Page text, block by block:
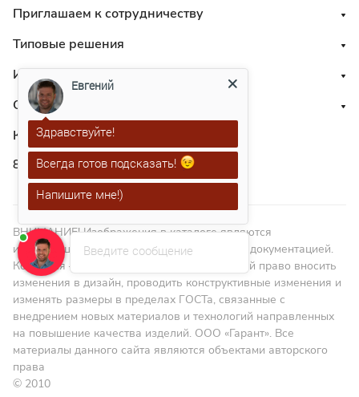
Приглашаем к сотрудничеству
Типовые решения
Информация
О нас
Контакты
8 800 551 41 10
ВНИМАНИЕ! Изображения в каталоге являются
иллюстрациями и не являются технической документацией.
Компания – изготовитель оставляет за собой право вносить
изменения в дизайн, проводить конструктивные изменения и
изменять размеры в пределах ГОСТа, связанные с
внедрением новых материалов и технологий направленных
на повышение качества изделий. ООО «Гарант». Все
материалы данного сайта являются объектами авторского
права
© 2010
Введите сообщение
Евгений
Здравствуйте!
Всегда готов подсказать!
Напишите мне!)